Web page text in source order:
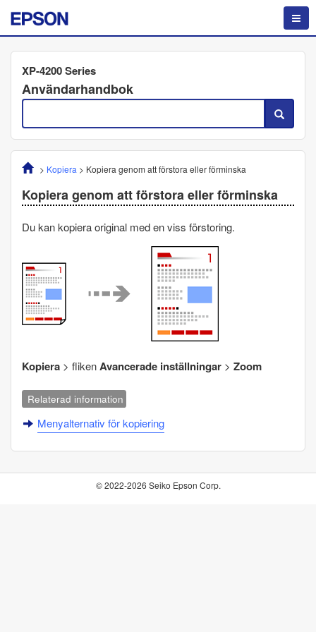
XP-4200 Series
Användarhandbok
> Kopiera > Kopiera genom att förstora eller förminska
Kopiera genom att förstora eller förminska
Du kan kopiera original med en viss förstoring.
Kopiera > flikenAvancerade inställningar > Zoom
Relaterad information
Menyalternativ för kopiering
© 2022-2026 Seiko Epson Corp.